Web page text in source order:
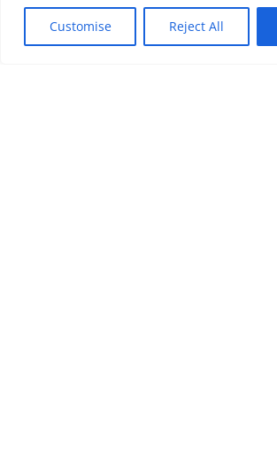
Customise Reject All
Copyright © 2026 KnowMyGovt. All